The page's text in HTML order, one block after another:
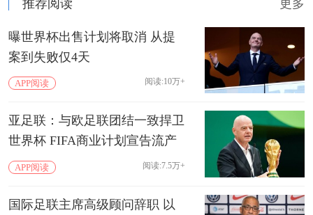
推荐阅读 更多
曝世界杯出售计划将取消 从提
案到失败仅4天
APP阅读 阅读:10万+
亚足联：与欧足联团结一致捍卫
世界杯 FIFA商业计划宣告流产
APP阅读 阅读:7.5万+
国际足联主席高级顾问辞职 以